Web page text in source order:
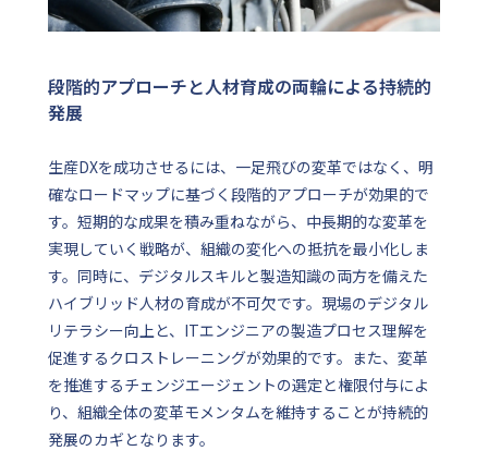
段階的アプローチと人材育成の両輪による持続的
発展
生産DXを成功させるには、一足飛びの変革ではなく、明
確なロードマップに基づく段階的アプローチが効果的で
す。短期的な成果を積み重ねながら、中長期的な変革を
実現していく戦略が、組織の変化への抵抗を最小化しま
す。同時に、デジタルスキルと製造知識の両方を備えた
ハイブリッド人材の育成が不可欠です。現場のデジタル
リテラシー向上と、ITエンジニアの製造プロセス理解を
促進するクロストレーニングが効果的です。また、変革
を推進するチェンジエージェントの選定と権限付与によ
り、組織全体の変革モメンタムを維持することが持続的
発展のカギとなります。